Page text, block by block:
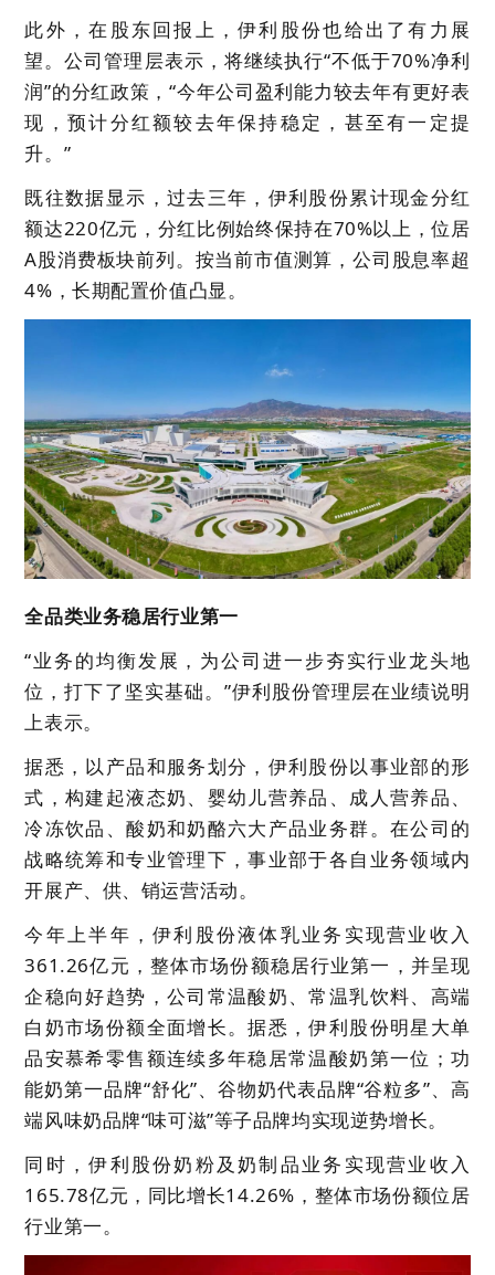
此外，在股东回报上，伊利股份也给出了有力展
望。公司管理层表示，将继续执行“不低于70%净利
润”的分红政策，“今年公司盈利能力较去年有更好表
现，预计分红额较去年保持稳定，甚至有一定提
升。”
既往数据显示，过去三年，伊利股份累计现金分红
额达220亿元，分红比例始终保持在70%以上，位居
A股消费板块前列。按当前市值测算，公司股息率超
4%，长期配置价值凸显。
全品类业务稳居行业第一
“业务的均衡发展，为公司进一步夯实行业龙头地
位，打下了坚实基础。”伊利股份管理层在业绩说明
上表示。
据悉，以产品和服务划分，伊利股份以事业部的形
式，构建起液态奶、婴幼儿营养品、成人营养品、
冷冻饮品、酸奶和奶酪六大产品业务群。在公司的
战略统筹和专业管理下，事业部于各自业务领域内
开展产、供、销运营活动。
今年上半年，伊利股份液体乳业务实现营业收入
361.26亿元，整体市场份额稳居行业第一，并呈现
企稳向好趋势，公司常温酸奶、常温乳饮料、高端
白奶市场份额全面增长。据悉，伊利股份明星大单
品安慕希零售额连续多年稳居常温酸奶第一位；功
能奶第一品牌“舒化”、谷物奶代表品牌“谷粒多”、高
端风味奶品牌“味可滋”等子品牌均实现逆势增长。
同时，伊利股份奶粉及奶制品业务实现营业收入
165.78亿元，同比增长14.26%，整体市场份额位居
行业第一。